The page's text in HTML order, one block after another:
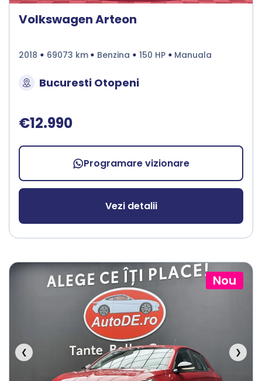
Volkswagen Arteon
2018 69073 km Benzina 150 HP Manuala
Bucuresti Otopeni
€12.990
Programare vizionare
Vezi detalii
Nou
❮ ❯